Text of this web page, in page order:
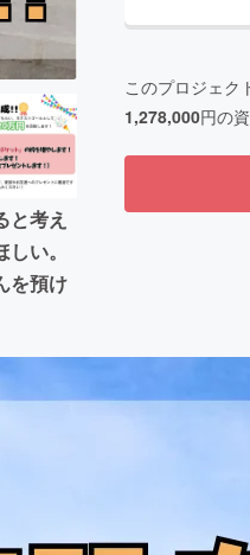
と考え
い。
を預け
このプロジェク
1,278,000円の